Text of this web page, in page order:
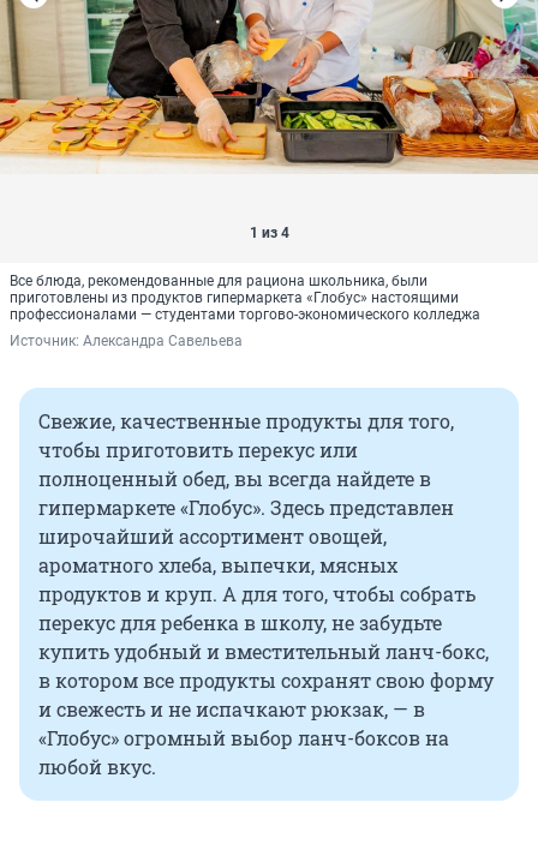
1 из 4
Все блюда, рекомендованные для рациона школьника, были
приготовлены из продуктов гипермаркета «Глобус» настоящими
профессионалами — студентами торгово-экономического колледжа
Источник: Александра Савельева
Свежие, качественные продукты для того,
чтобы приготовить перекус или
полноценный обед, вы всегда найдете в
гипермаркете «Глобус». Здесь представлен
широчайший ассортимент овощей,
ароматного хлеба, выпечки, мясных
продуктов и круп. А для того, чтобы собрать
перекус для ребенка в школу, не забудьте
купить удобный и вместительный ланч-бокс,
в котором все продукты сохранят свою форму
и свежесть и не испачкают рюкзак, — в
«Глобус» огромный выбор ланч-боксов на
любой вкус.